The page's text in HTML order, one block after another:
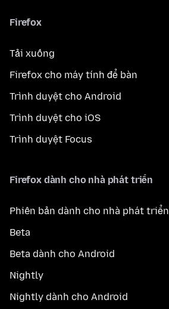
Firefox
Tải xuống
Firefox cho máy tính để bàn
Trình duyệt cho Android
Trình duyệt cho iOS
Trình duyệt Focus
Firefox dành cho nhà phát triển
Phiên bản dành cho nhà phát triển
Beta
Beta dành cho Android
Nightly
Nightly dành cho Android